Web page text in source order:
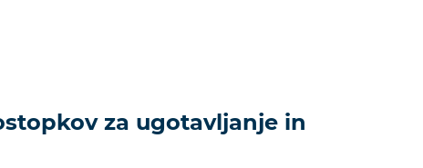
za ugotavljanje in